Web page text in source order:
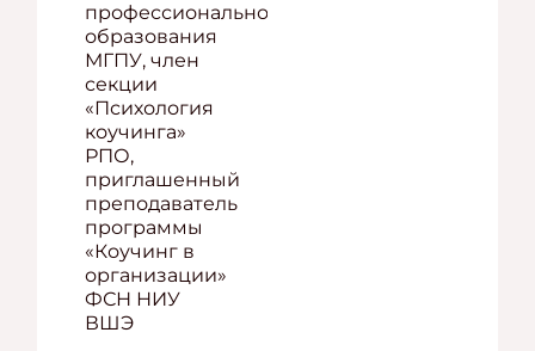
профессионального
образования
МГПУ, член
секции
«Психология
коучинга»
РПО,
приглашенный
преподаватель
программы
«Коучинг в
организации»
ФСН НИУ
ВШЭ